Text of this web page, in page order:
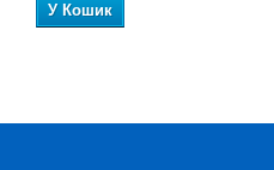
У Кошик